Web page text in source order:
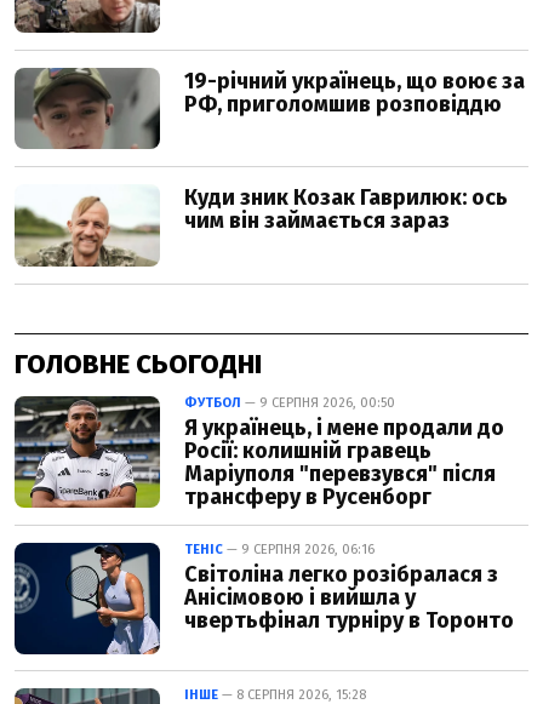
ГОЛОВНЕ СЬОГОДНІ
ФУТБОЛ — 9 СЕРПНЯ 2026, 00:50
Я українець, і мене продали до
Росії: колишній гравець
Маріуполя "перевзувся" після
трансферу в Русенборг
ТЕНІС — 9 СЕРПНЯ 2026, 06:16
Світоліна легко розібралася з
Анісімовою і вийшла у
чвертьфінал турніру в Торонто
ІНШЕ — 8 СЕРПНЯ 2026, 15:28